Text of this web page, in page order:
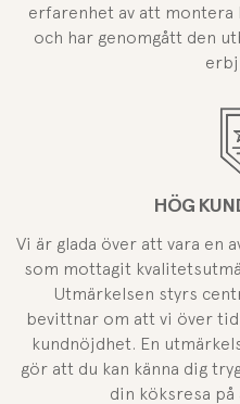
erfarenhet av att montera
och har genomgått den
HÖG
Vi är glada över att vara en
som mottagit
Utmärkelsen styrs
bevittnar om att vi över
kundnöjdhet. En
gör att du kan känna dig
din köksresa